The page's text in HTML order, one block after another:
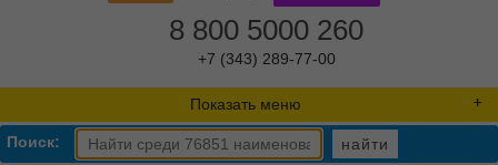
8 800 5000 260
+7 (343) 289-77-00
Показать меню
Поиск: найти